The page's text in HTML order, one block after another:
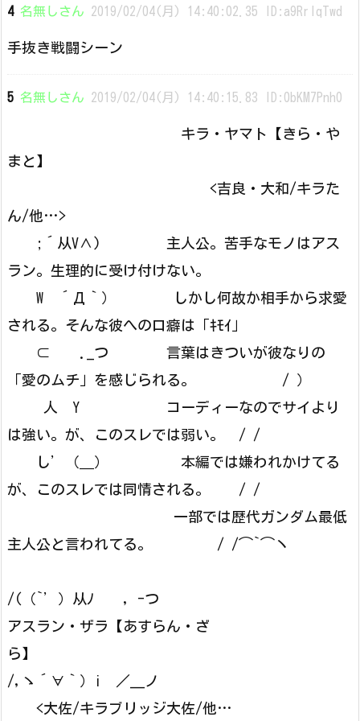
4 名無しさん 2019/02/04(月) 14:40:02.35 ID:a9RrlqTwd
手抜き戦闘シーン
5 名無しさん 2019/02/04(月) 14:40:15.83 ID:0bKM7Pnh0
キラ・ヤマト【きら・や
まと】
<吉良・大和/キラた
ん/他…>
;´从V∧) 主人公。苦手なモノはアス
ラン。生理的に受け付けない。
W ´Д｀） しかし何故か相手から求愛
される。そんな彼への口癖は「ｷﾓｲ」
⊂ ._つ 言葉はきついが彼なりの
「愛のムチ」を感じられる。 / ）
人 Y コーディーなのでサイより
は強い。が、このスレでは弱い。 / /
し’（＿） 本編では嫌われかけてる
が、このスレでは同情される。 / /
一部では歴代ガンダム最低
主人公と言われてる。 / /⌒`⌒ヽ
/(（`’）从ﾉ , -つ
アスラン・ザラ【あすらん・ざ
ら】
/,ゝ´∀｀）i ／__ノ
<大佐/キラブリッジ大佐/他…